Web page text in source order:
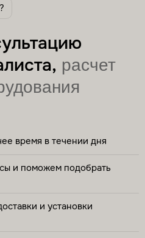
расчет
время в течении дня
и поможем подобрать
и установки